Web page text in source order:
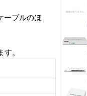
ーブルのほ
。